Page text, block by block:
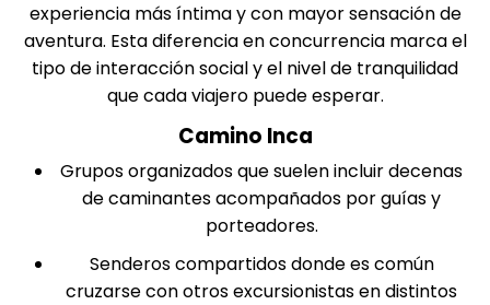
experiencia más íntima y con mayor sensación de
aventura. Esta diferencia en concurrencia marca el
tipo de interacción social y el nivel de tranquilidad
que cada viajero puede esperar.
Camino Inca
Grupos organizados que suelen incluir decenas
de caminantes acompañados porguíasy
porteadores.
Senderos compartidos donde es común
cruzarse con otros excursionistas en distintos